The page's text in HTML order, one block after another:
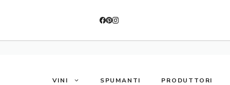
VINI SPUMANTI PRODUTTORI